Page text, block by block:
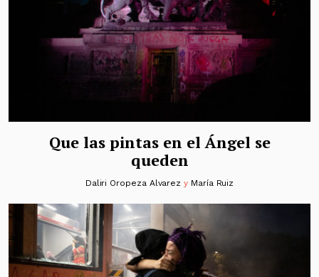
Que las pintas en el Ángel se
queden
Daliri Oropeza Alvarez y María Ruiz